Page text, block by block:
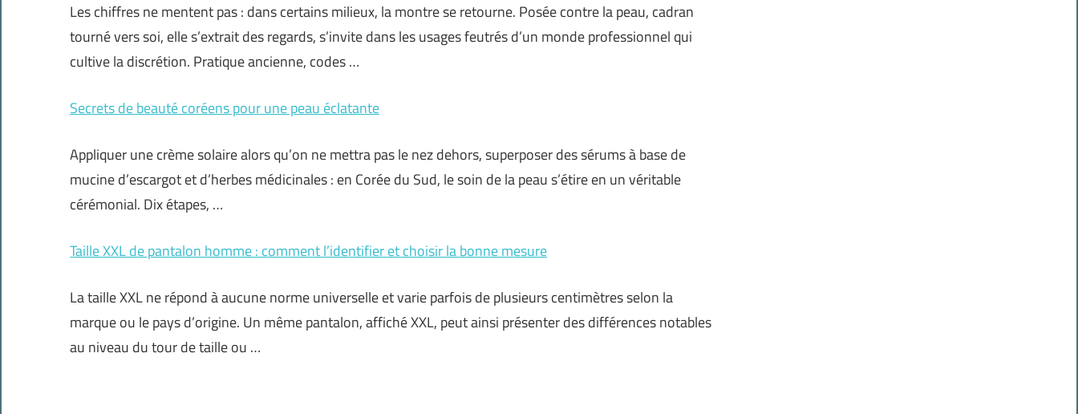
Les chiffres ne mentent pas : dans certains milieux, la montre se retourne. Posée contre la peau, cadran
tourné vers soi, elle s’extrait des regards, s’invite dans les usages feutrés d’un monde professionnel qui
cultive la discrétion. Pratique ancienne, codes …
Secrets de beauté coréens pour une peau éclatante
Appliquer une crème solaire alors qu’on ne mettra pas le nez dehors, superposer des sérums à base de
mucine d’escargot et d’herbes médicinales : en Corée du Sud, le soin de la peau s’étire en un véritable
cérémonial. Dix étapes, …
Taille XXL de pantalon homme : comment l’identifier et choisir la bonne mesure
La taille XXL ne répond à aucune norme universelle et varie parfois de plusieurs centimètres selon la
marque ou le pays d’origine. Un même pantalon, affiché XXL, peut ainsi présenter des différences notables
au niveau du tour de taille ou …